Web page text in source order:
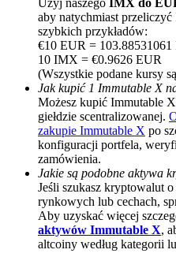
Deposit CASHCAT & Win
Share 500000 CASHCAT
Exclusive for BitMart
Register & Trade to Win
aby natychmiast
szybkich przykładów:
€10 EUR =
10 IMX = €0.9626 EUR
(Wszystkie podane kursy
Jak kupić 1 Immutable X
Możesz kupić Immutable
giełdzie scentralizowanej.
zakupie Immutable X po
konfiguracji portfela,
zamówienia.
Jakie są podobne aktywa
Jeśli szukasz kryptowalut
rynkowych lub cechach,
Aby uzyskać więcej
aktywów Immutable X,
altcoiny według kategorii